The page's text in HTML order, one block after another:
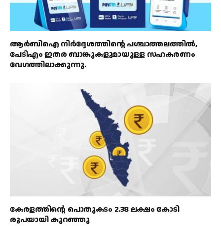
ആർബിഐ നിർദ്ദേശത്തിൻ്റെ പശ്ചാത്തലത്തിൽ,
പേടിഎം ഇതര ബാങ്കുകളുമായുള്ള സഹകരണം
വേഗത്തിലാക്കുന്നു.
കേരളത്തിൻ്റെ പൊതുകടം 2.38 ലക്ഷം കോടി
രൂപയായി കുറഞ്ഞു